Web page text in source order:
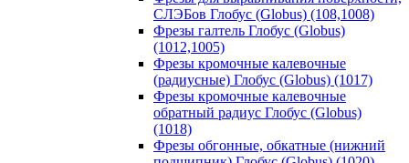
СЛЭБов Глобус (Globus) (108,1008)
Фрезы галтель Глобус (Globus)
(1012,1005)
Фрезы кромочные калевочные
(радиусные) Глобус (Globus) (1017)
Фрезы кромочные калевочные
обратный радиус Глобус (Globus)
(1018)
Фрезы обгонные, обкатные (нижний